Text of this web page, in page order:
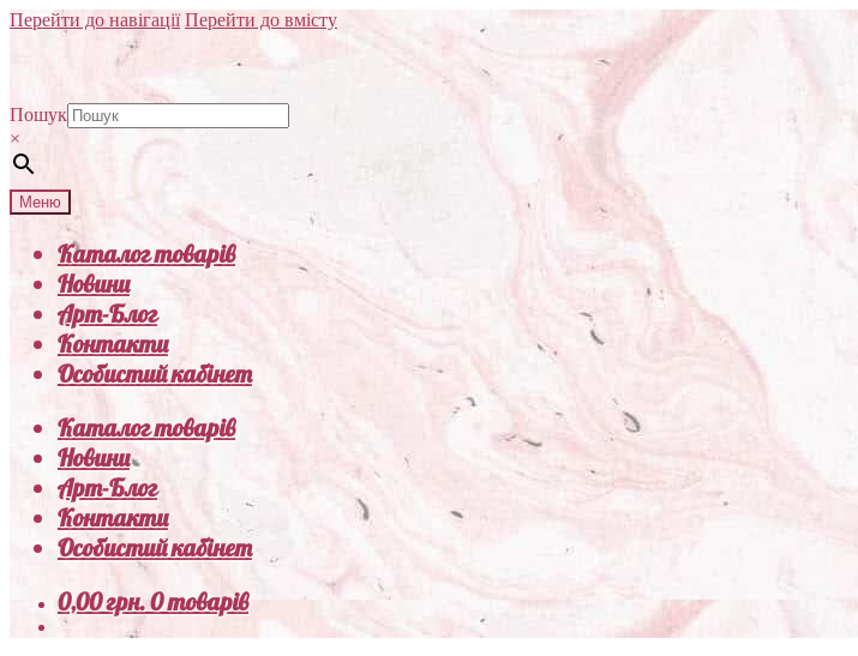
Перейти до навігації Перейти до вмісту
Пошук
×
Меню
Каталог товарів
Новини
Арт-Блог
Контакти
Особистий кабінет
Каталог товарів
Новини
Арт-Блог
Контакти
Особистий кабінет
0,00грн.0 товарів